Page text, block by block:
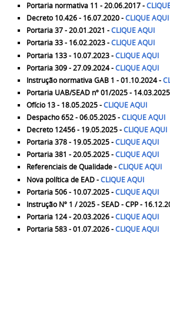
Portaria normativa 11 - 20.06.2017 -
Decreto 10.426 - 16.07.2020 -CLIQUE AQUI
Portaria 37 - 20.01.2021 -CLIQUE AQUI
Portaria 33 - 16.02.2023 -CLIQUE AQUI
Portaria 133 - 10.07.2023 -CLIQUE AQUI
Portaria 309 - 27.09.2024 -CLIQUE AQUI
Instrução normativa GAB 1 - 01.10.2024 -
Portaria UAB/SEAD nº 01/2025 -
Ofício 13 - 18.05.2025 -CLIQUE AQUI
Despacho 652 - 06.05.2025 -CLIQUE AQUI
Decreto 12456 - 19.05.2025 -CLIQUE AQUI
Portaria 378 - 19.05.2025 -CLIQUE AQUI
Portaria 381 - 20.05.2025 -CLIQUE AQUI
Referenciais de Qualidade -CLIQUE AQUI
Nova política de EAD -CLIQUE AQUI
Portaria 506 - 10.07.2025 -CLIQUE AQUI
Instrução Nº 1 / 2025 - SEAD - CPP -
Portaria 124 - 20.03.2026 -CLIQUE AQUI
Portaria 583 - 01.07.2026 -CLIQUE AQUI